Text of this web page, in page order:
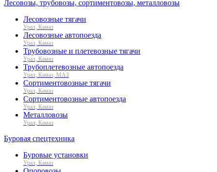
Лесовозы, трубовозы, сортиментовозы, металловозы
Лесовозные тягачи
Урал, Камаз
Лесовозные автопоезда
Урал, Камаз
Трубовозные и плетевозные тягачи
Урал, Камаз
Трубоплетевозные автопоезда
Урал, Камаз, МАЗ
Сортиментовозные тягачи
Урал, Камаз
Сортиментовозные автопоезда
Урал, Камаз
Металловозы
Урал, Камаз
Буровая спецтехника
Буровые установки
Урал, Камаз